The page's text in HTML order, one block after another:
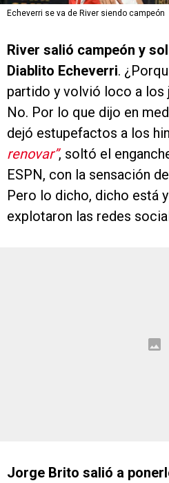
Echeverri se va de River siendo campeón
River salió campeón y
Diablito Echeverri.
partido y volvió loco a los
No. Por lo que dijo en
dejó estupefactos a los
renovar”, soltó el
ESPN, con la sensación
Pero lo dicho, dicho está
explotaron las redes
Jorge Brito salió a